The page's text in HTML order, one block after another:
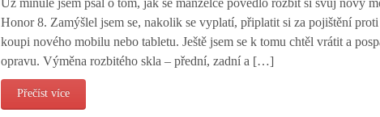
Už minule jsem psal o tom, jak se manželce povedlo rozbít si svůj nový
Honor 8. Zamýšlel jsem se, nakolik se vyplatí, připlatit si za pojištění
koupi nového mobilu nebo tabletu. Ještě jsem se k tomu chtěl vrátit a
opravu. Výměna rozbitého skla – přední, zadní a […]
Přečíst více